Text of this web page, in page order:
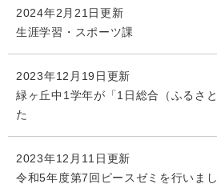
2024年2月21日更新
生涯学習・スポーツ課
2023年12月19日更新
緑ヶ丘中1学年が「1日総合（ふるさ
た
2023年12月11日更新
令和5年度第7回ピースゼミを行いま